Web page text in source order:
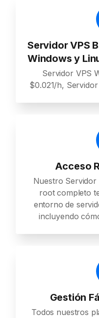
Servidor VPS
Windows y
Servidor VPS
$0.021/h,
Acceso
Nuestro
root completo
entorno de
incluyendo
Gestión
Todos nuestros